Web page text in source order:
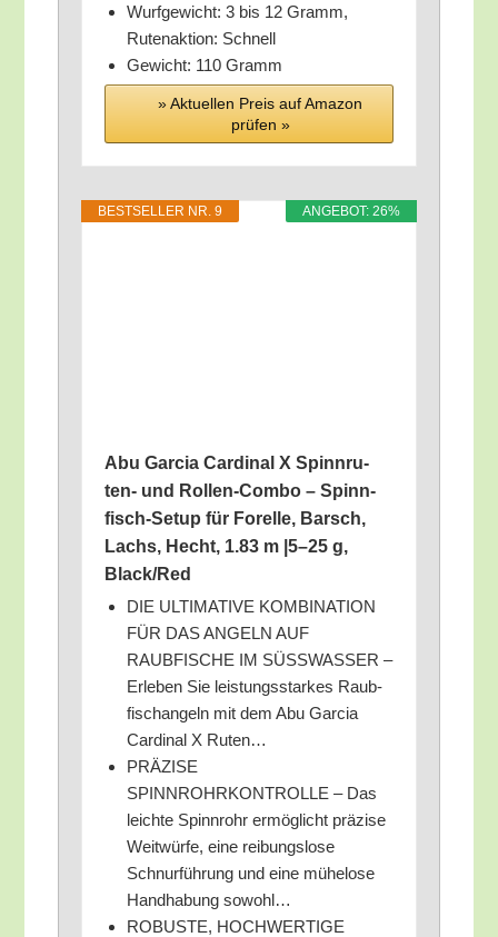
Wurf­ge­wicht: 3 bis 12 Gramm,
Ruten­ak­ti­on: Schnell
Gewicht: 110 Gramm
» Aktu­el­len Preis auf Ama­zon
prü­fen »
ANGE­BOT: 26%
BEST­SEL­LER NR. 9
Abu Gar­cia Car­di­nal X Spinn­ru­
ten- und Rol­len-Com­bo – Spinn­
fisch-Set­up für Forel­le, Barsch,
Lachs, Hecht, 1.83 m |5–25 g,
Black/​Red
DIE ULTIMATIVE KOMBINATION
FÜR DAS ANGELN AUF
RAUBFISCHE IM SÜSSWASSER –
Erle­ben Sie leis­tungs­star­kes Raub­
fisch­an­geln mit dem Abu Gar­cia
Car­di­nal X Ruten…
PRÄZISE
SPINNROHRKONTROLLE – Das
leich­te Spinn­rohr ermög­licht prä­zi­se
Weit­wür­fe, eine rei­bungs­lo­se
Schnur­füh­rung und eine mühe­lo­se
Hand­ha­bung sowohl…
ROBUSTE, HOCHWERTIGE